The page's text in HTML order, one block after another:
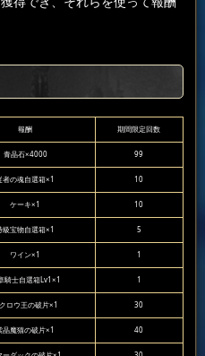
報酬 期間限定回数
青晶石×4000 99
者の魂自選箱×1 10
ケーキ×1 10
級宝物自選箱×1 5
ワイン×1 1
騎士自選箱Lv1×1 1
ロウ王の破片×1 30
晶魔猫の破片×1 40